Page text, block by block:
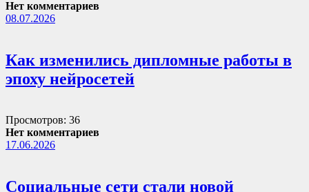
Нет комментариев
08.07.2026
Как изменились дипломные работы в
эпоху нейросетей
Просмотров: 36
Нет комментариев
17.06.2026
Социальные сети стали новой